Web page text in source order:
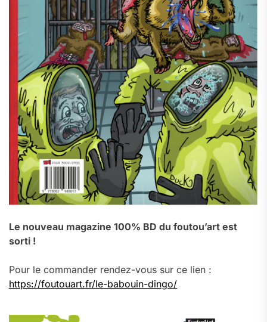
Le nouveau magazine 100% BD du foutou’art est
sorti !
Pour le commander rendez-vous sur ce lien :
https://foutouart.fr/le-babouin-dingo/